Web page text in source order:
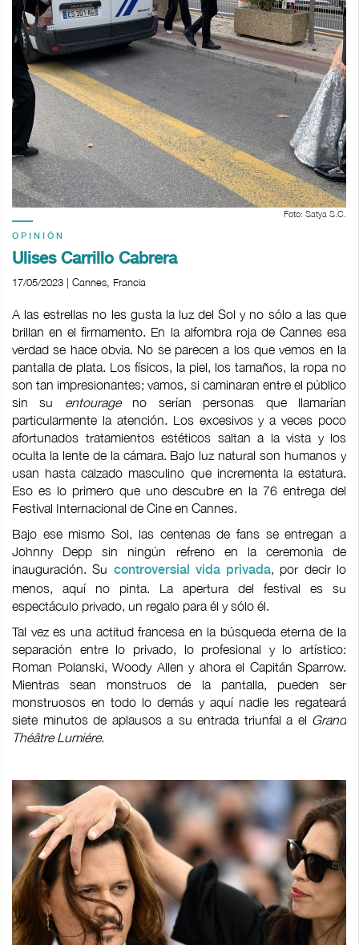
Foto: Satya S.C.
OPINIÓN
Ulises Carrillo Cabrera
17/05/2023 | Cannes, Francia
A las estrellas no les gusta la luz del Sol y no sólo a las que
brillan en el firmamento. En la alfombra roja de Cannes esa
verdad se hace obvia. No se parecen a los que vemos en la
pantalla de plata. Los físicos, la piel, los tamaños, la ropa no
son tan impresionantes; vamos, si caminaran entre el público
sin su entourageno serían personas que llamarían
particularmente la atención. Los excesivos y a veces poco
afortunados tratamientos estéticos saltan a la vista y los
oculta la lente de la cámara. Bajo luz natural son humanos y
usan hasta calzado masculino que incrementa la estatura.
Eso es lo primero que uno descubre en la 76 entrega del
Festival Internacional de Cine en Cannes.
Bajo ese mismo Sol, las centenas de fans se entregan a
Johnny Depp sin ningún refreno en la ceremonia de
inauguración. Su controversial vida privada, por decir lo
menos, aquí no pinta. La apertura del festival es su
espectáculo privado, un regalo para él y sólo él.
Tal vez es una actitud francesa en la búsqueda eterna de la
separación entre lo privado, lo profesional y lo artístico:
Roman Polanski, Woody Allen y ahora el Capitán Sparrow.
Mientras sean monstruos de la pantalla, pueden ser
monstruosos en todo lo demás y aquí nadie les regateará
siete minutos de aplausos a su entrada triunfal a el Grand
Théâtre Lumiére.